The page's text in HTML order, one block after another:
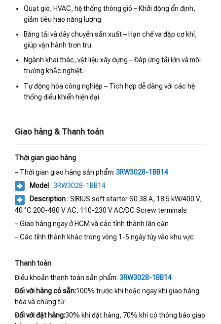
Quạt gió, HVAC, hệ thống thông gió – Khởi động ổn định,
giảm tiêu hao năng lượng.
Băng tải và dây chuyền sản xuất – Hạn chế va đập cơ khí,
giúp vận hành trơn tru.
Ngành khai thác, vật liệu xây dựng – Đáp ứng tải lớn và môi
trường khắc nghiệt.
Tự động hóa công nghiệp – Tích hợp dễ dàng với các hệ
thống điều khiển hiện đại.
Giao hàng & Thanh toán
Thời gian giao hàng
– Thời gian giao hàng sản phẩm: 3RW3028-1BB14
Model : 3RW3028-1BB14
Description: SIRIUS soft starter S0 38 A, 18.5 kW/400 V,
40 °C 200-480 V AC, 110-230 V AC/DC Screw terminals
– Giao hàng ngay ở HCM và các tỉnh thành lân cận
– Các tỉnh thành khác trong vòng 1-5 ngày tùy vào khu vực
Thanh toán
Điều khoản thanh toán sản phẩm: 3RW3028-1BB14
Đối với hàng có sẵn:100% trước khi hoặc ngay khi giao hàng
hóa và chứng từ
Đối với đặt hàng:30% khi đặt hàng, 70% khi có thông báo giao